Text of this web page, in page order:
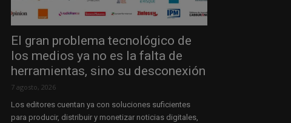
El gran problema tecnológico de
los medios ya no es la falta de
herramientas, sino su desconexión
7 agosto, 2026
Los editores cuentan ya con soluciones suficientes
para producir, distribuir y monetizar noticias digitales,